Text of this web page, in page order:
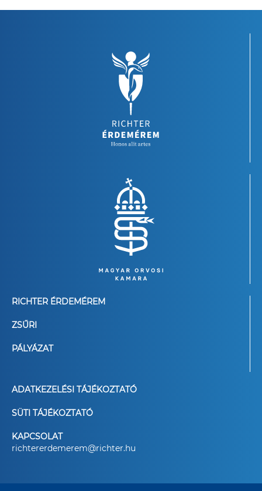
RICHTER ÉRDEMÉREM
ZSŰRI
PÁLYÁZAT
ADATKEZELÉSI TÁJÉKOZTATÓ
SÜTI TÁJÉKOZTATÓ
KAPCSOLAT
richtererdemerem@richter.hu